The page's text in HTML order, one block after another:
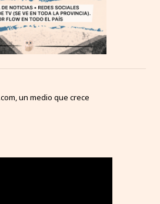
un medio que crece